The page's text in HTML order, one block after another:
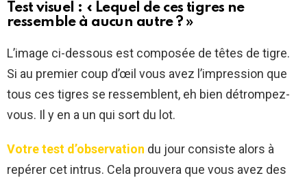
Test visuel : « Lequel de ces tigres ne
ressemble à aucun autre ? »
L’image ci-dessous est composée de têtes de tigre.
Si au premier coup d’œil vous avez l’impression que
tous ces tigres se ressemblent, eh bien détrompez-
vous. Il y en a un qui sort du lot.
Votre test d’observation du jour consiste alors à
repérer cet intrus. Cela prouvera que vous avez des